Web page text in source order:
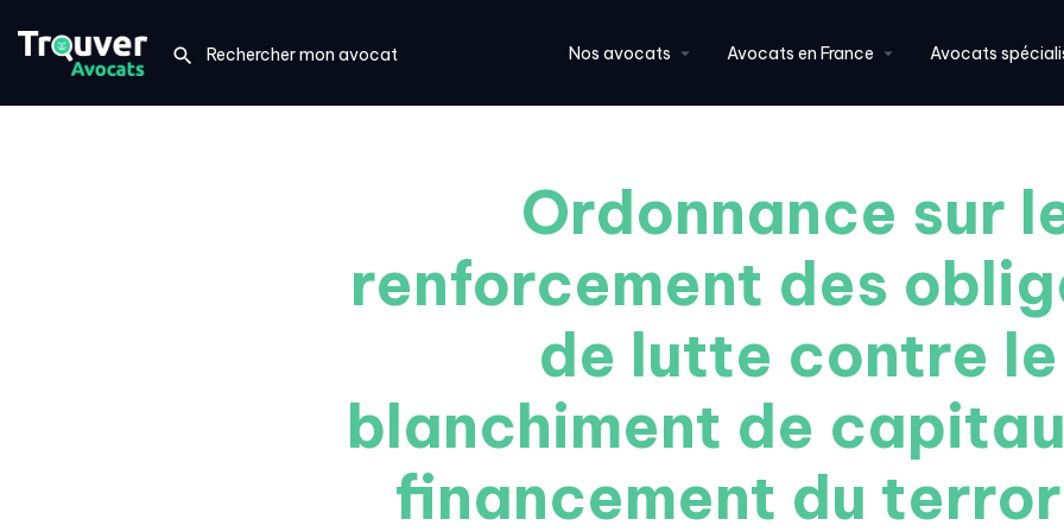
Nos avocats Avocats en France Avocats
Ordonnance sur
renforcement des
de lutte contre le
blanchiment de
financement du